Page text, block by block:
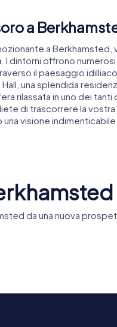
a
a
dintorni offrono
il paesaggio
Hall, una splendida
rilassata in uno dei tanti
di trascorrere la
visione
da una nuova